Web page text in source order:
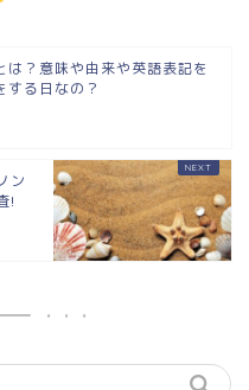
は？意味や由来や英語表記を
する日なの？
ン
!